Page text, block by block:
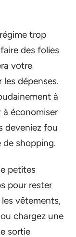
trop
des folies
votre
dépenses.
à
économiser
deveniez fou
de shopping.
petites
pour rester
vêtements,
chargez une
sortie